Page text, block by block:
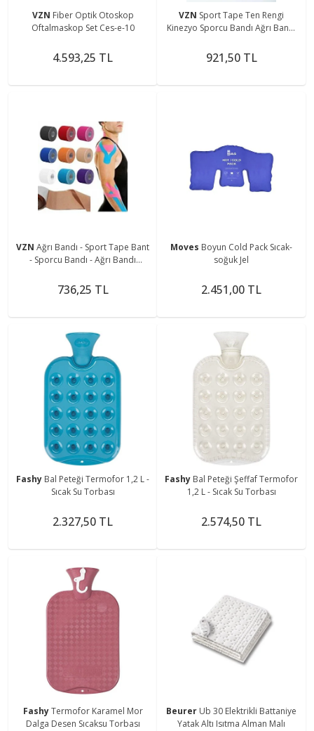
VZN Fiber Optik Otoskop
Oftalmaskop Set Ces-e-10
4.593,25 TL
VZN Sport Tape Ten Rengi
Kinezyo Sporcu Bandı Ağrı Bandı
921,50 TL
VZN Ağrı Bandı - Sport Tape Bant
- Sporcu Bandı - Ağrı Bandı
736,25 TL
Moves Boyun Cold Pack Sıcak-
soğuk Jel
2.451,00 TL
Fashy Bal Peteği Termofor 1,2 L -
Sıcak Su Torbası
2.327,50 TL
Fashy Bal Peteği Şeffaf Termofor
1,2 L - Sıcak Su Torbası
2.574,50 TL
FashyTermofor Karamel Mor
Dalga Desen Sıcaksu Torbası
Beurer Ub 30 Elektrikli Battaniye
Yatak Altı Isıtma Alman Malı